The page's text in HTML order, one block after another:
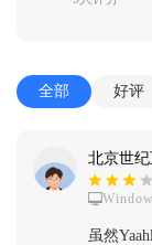
全部 好评
北京世
虽然